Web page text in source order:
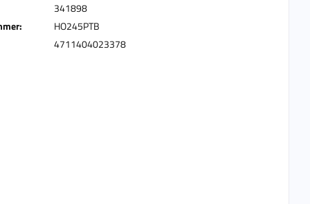
341898
HO245PTB
4711404023378